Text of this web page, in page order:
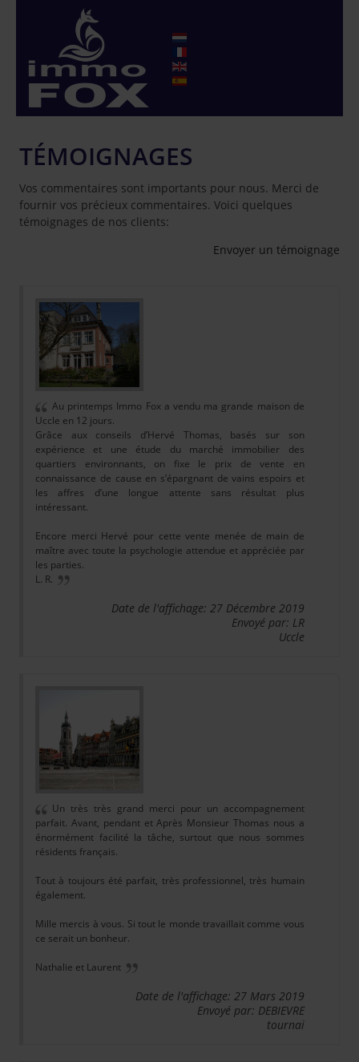
TÉMOIGNAGES
Vos commentaires sont importants pour nous. Merci de
fournir vos précieux commentaires. Voici quelques
témoignages de nos clients:
Envoyer un témoignage
Au printemps Immo Fox a vendu ma grande maison de
Uccle en 12 jours.
Grâce aux conseils d’Hervé Thomas, basés sur son
expérience et une étude du marché immobilier des
quartiers environnants, on fixe le prix de vente en
connaissance de cause en s’épargnant de vains espoirs et
les affres d’une longue attente sans résultat plus
intéressant.
Encore merci Hervé pour cette vente menée de main de
maître avec toute la psychologie attendue et appréciée par
les parties.
L. R.
Date de l'affichage: 27 Décembre 2019
Envoyé par: LR
Uccle
Un très très grand merci pour un accompagnement
parfait. Avant, pendant et Après Monsieur Thomas nous a
énormément facilité la tâche, surtout que nous sommes
résidents français.
Tout à toujours été parfait, très professionnel, très humain
également.
Mille mercis à vous. Si tout le monde travaillait comme vous
ce serait un bonheur.
Nathalie et Laurent
Date de l'affichage: 27 Mars 2019
Envoyé par: DEBIEVRE
tournai